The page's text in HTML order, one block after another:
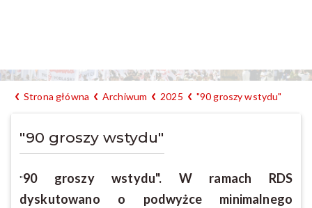
Strona główna Archiwum 2025 "90 groszy wstydu"
"90 groszy wstydu"
"90 groszy wstydu". W ramach RDS
dyskutowano o podwyżce minimalnego